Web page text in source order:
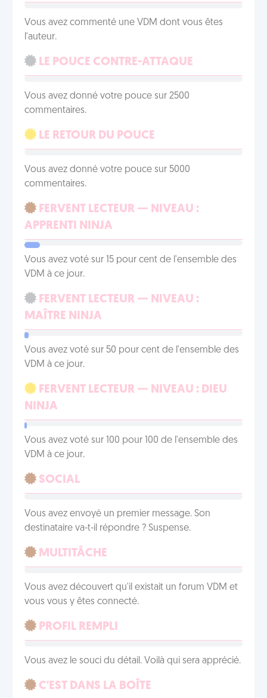
Vous avez commenté une VDM dont vous êtes
l'auteur.
LE POUCE CONTRE-ATTAQUE
Vous avez donné votre pouce sur 2500
commentaires.
LE RETOUR DU POUCE
Vous avez donné votre pouce sur 5000
commentaires.
FERVENT LECTEUR — NIVEAU :
APPRENTI NINJA
Vous avez voté sur 15 pour cent de l'ensemble des
VDM à ce jour.
FERVENT LECTEUR — NIVEAU :
MAÎTRE NINJA
Vous avez voté sur 50 pour cent de l'ensemble des
VDM à ce jour.
FERVENT LECTEUR — NIVEAU : DIEU
NINJA
Vous avez voté sur 100 pour 100 de l'ensemble des
VDM à ce jour.
SOCIAL
Vous avez envoyé un premier message. Son
destinataire va-t-il répondre ? Suspense.
MULTITÂCHE
Vous avez découvert qu'il existait un forum VDM et
vous vous y êtes connecté.
PROFIL REMPLI
Vous avez le souci du détail. Voilà qui sera apprécié.
C'EST DANS LA BOÎTE